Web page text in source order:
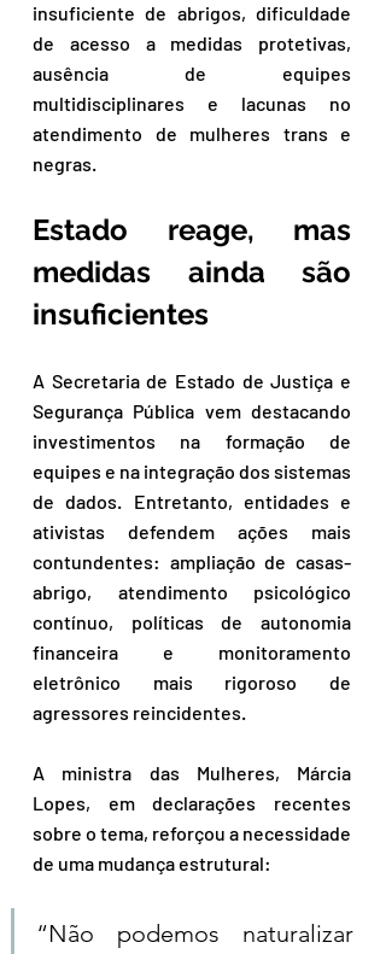
insuficiente de abrigos, dificuldade
de acesso a medidas protetivas,
ausência de equipes
multidisciplinares e lacunas no
atendimento de mulheres trans e
negras.
Estado reage, mas
medidas ainda são
insuficientes
A Secretaria de Estado de Justiça e
Segurança Pública vem destacando
investimentos na formação de
equipes e na integração dos sistemas
de dados. Entretanto, entidades e
ativistas defendem ações mais
contundentes: ampliação de casas-
abrigo, atendimento psicológico
contínuo, políticas de autonomia
financeira e monitoramento
eletrônico mais rigoroso de
agressores reincidentes.
A ministra das Mulheres, Márcia
Lopes, em declarações recentes
sobre o tema, reforçou a necessidade
de uma mudança estrutural:
“Não podemos naturalizar